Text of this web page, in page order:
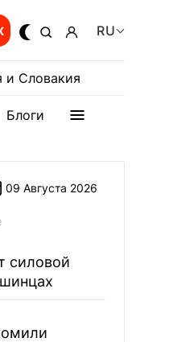
RU
и Словакия
Блоги
09 Августа 2026
силовой